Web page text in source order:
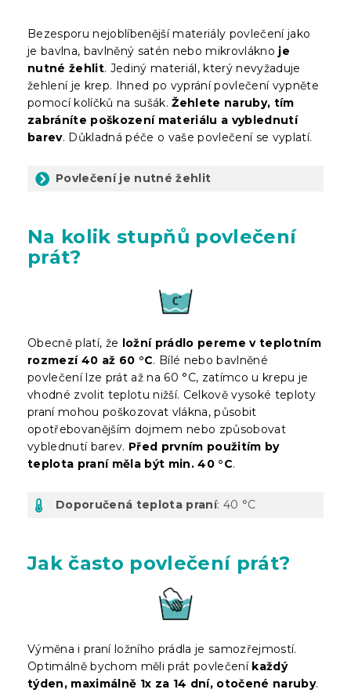
Bezesporu nejoblíbenější materiály povlečení jako
je bavlna, bavlněný satén nebo mikrovlákno je
nutné žehlit. Jediný materiál, který nevyžaduje
žehlení je krep. Ihned po vyprání povlečení vypněte
pomocí kolíčků na sušák.Žehlete naruby, tím
zabráníte poškození materiálu a vyblednutí
barev. Důkladná péče o vaše povlečení se vyplatí.
Povlečení je nutné žehlit
Na kolik stupňů povlečení
prát?
Obecně platí, že ložní prádlo pereme v teplotním
rozmezí 40 až 60 °C. Bílé nebo bavlněné
povlečení lze prát až na 60 °C, zatímco u krepu je
vhodné zvolit teplotu nižší. Celkově vysoké teploty
praní mohou poškozovat vlákna, působit
opotřebovanějším dojmem nebo způsobovat
vyblednutí barev. Před prvním použitím by
teplota praní měla být min. 40 °C.
Doporučená teplota praní: 40 °C
Jak často povlečení prát?
Výměna i praní ložního prádla je samozřejmostí.
Optimálně bychom měli prát povlečení každý
týden, maximálně 1x za 14 dní, otočené naruby.